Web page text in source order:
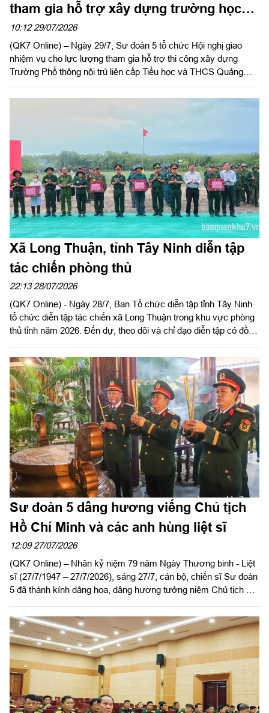
tham gia hỗ trợ xây dựng trường học
trên địa bàn tỉnh Lâm Đồng
10:12 29/07/2026
(QK7 Online) – Ngày 29/7, Sư đoàn 5 tổ chức Hội nghị giao
nhiệm vụ cho lực lượng tham gia hỗ trợ thi công xây dựng
Trường Phổ thông nội trú liên cấp Tiểu học và THCS Quảng
trưởng chủ trì hội nghị.
Xã Long Thuận, tỉnh Tây Ninh diễn tập
tác chiến phòng thủ
22:13 28/07/2026
(QK7 Online) - Ngày 28/7, Ban Tổ chức diễn tập tỉnh Tây Ninh
tổ chức diễn tập tác chiến xã Long Thuận trong khu vực phòng
thủ tỉnh năm 2026. Đến dự, theo dõi và chỉ đạo diễn tập có đồng
ban tổ chức diễn tập tỉnh; Đại tá Trần Đình Hưng, Phó Chỉ huy
trưởng, Tham mưu trưởng Bộ CHQS tỉnh, Ủy viên Ban Chỉ đạo
diễn tập tỉnh, Phó Trưởng ban thường trực Ban tổ chức diễn tập
tỉnh; Đại tá Phạm Ngọc Thạch, Phó Chỉ huy trưởng Bộ CHQS
tỉnh.
Sư đoàn 5 dâng hương viếng Chủ tịch
Hồ Chí Minh và các anh hùng liệt sĩ
12:09 27/07/2026
(QK7 Online) – Nhân kỷ niệm 79 năm Ngày Thương binh - Liệt
sĩ (27/7/1947 – 27/7/2026), sáng 27/7, cán bộ, chiến sĩ Sư đoàn
5 đã thành kính dâng hoa, dâng hương tưởng niệm Chủ tịch Hồ
trang Liệt sĩ Châu Thành, tỉnh Tây Ninh. Dự và chủ trì buổi lễ có
Đại tá Huỳnh Việt Lê Kha, Sư đoàn trưởng; Đại tá Trần Hoàng
Giang, Bí thư Đảng ủy, Chính ủy Sư đoàn cùng thủ trưởng các
cơ quan, đơn vị.